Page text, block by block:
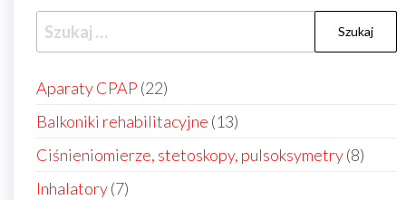
Szukaj:
Aparaty CPAP 2222
produkty
Balkoniki rehabilitacyjne 1313
produktów
Ciśnieniomierze, stetoskopy, pulsoksymetry 88
Inhalatory 77